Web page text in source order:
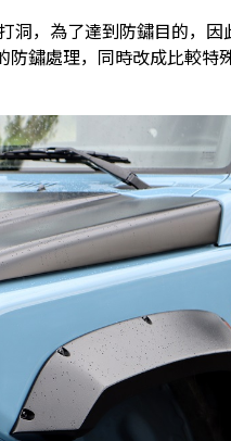
，為了達到防鏽目的，因
鏽處理，同時改成比較特